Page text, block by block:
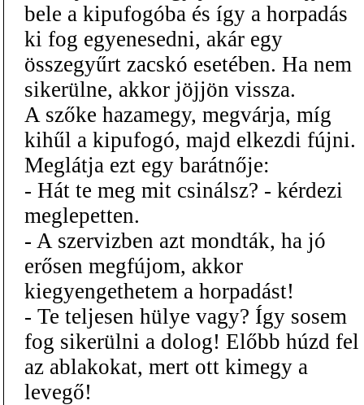
bele a kipufogóba és így a horpadás
ki fog egyenesedni, akár egy
összegyűrt zacskó esetében. Ha nem
sikerülne, akkor jöjjön vissza.
A szőke hazamegy, megvárja, míg
kihűl a kipufogó, majd elkezdi fújni.
Meglátja ezt egy barátnője:
- Hát te meg mit csinálsz? - kérdezi
meglepetten.
- A szervizben azt mondták, ha jó
erősen megfújom, akkor
kiegyengethetem a horpadást!
- Te teljesen hülye vagy? Így sosem
fog sikerülni a dolog! Előbb húzd fel
az ablakokat, mert ott kimegy a
levegő!